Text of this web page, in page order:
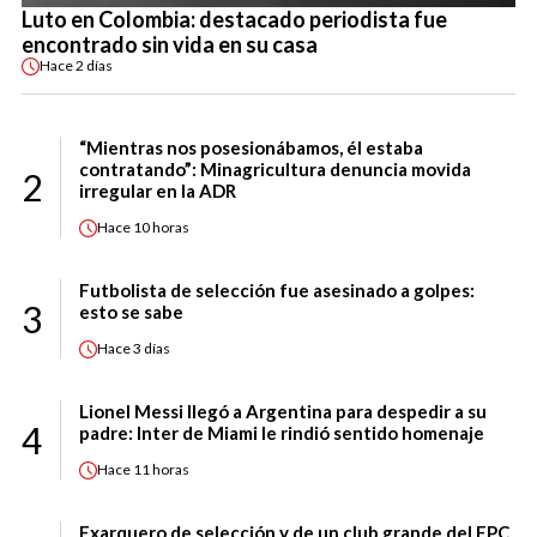
Luto en Colombia: destacado periodista fue
encontrado sin vida en su casa
Hace2 días
2
“Mientras nos posesionábamos, él estaba
contratando”: Minagricultura denuncia movida
irregular en la ADR
Hace 10 horas
3
Futbolista de selección fue asesinado a golpes:
esto se sabe
Hace3 días
4
Lionel Messi llegó a Argentina para despedir a su
padre: Inter de Miami le rindió sentido homenaje
Hace 11 horas
Exarquero de selección y de un club grande del FPC